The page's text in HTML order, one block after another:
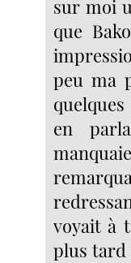
sur moi
que
peu ma
en
voyait à
plus tard